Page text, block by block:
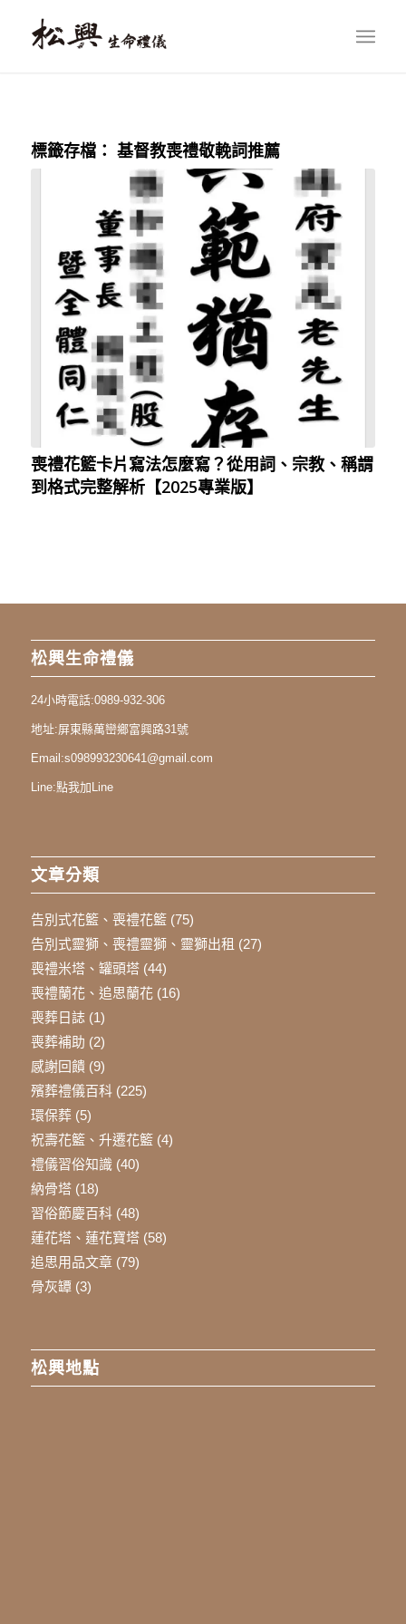
標籤存檔： 基督教喪禮敬輓詞推薦
喪禮花籃卡片寫法怎麼寫？從用詞、宗教、稱謂
到格式完整解析【2025專業版】
松興生命禮儀
24小時電話:0989-932-306
地址:屏東縣萬巒鄉富興路31號
Email:s098993230641@gmail.com
Line:點我加Line
文章分類
告別式花籃、喪禮花籃(75)
告別式靈獅、喪禮靈獅、靈獅出租 (27)
喪禮米塔、罐頭塔(44)
喪禮蘭花、追思蘭花(16)
喪葬日誌(1)
喪葬補助 (2)
感謝回饋(9)
殯葬禮儀百科(225)
環保葬(5)
祝壽花籃、升遷花籃(4)
禮儀習俗知識(40)
納骨塔(18)
習俗節慶百科(48)
蓮花塔、蓮花寶塔(58)
追思用品文章(79)
骨灰罈(3)
松興地點